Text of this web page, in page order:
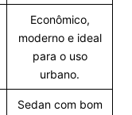
Econômico,
moderno e ideal
para o uso
urbano.
Sedan com bom